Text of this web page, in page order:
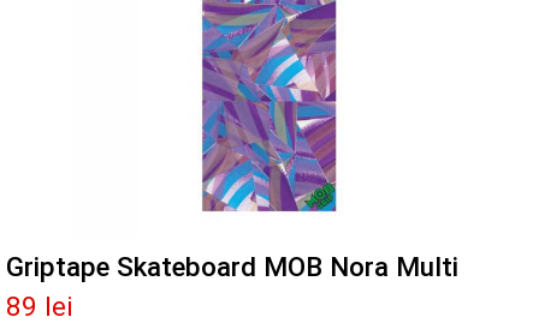
Griptape Skateboard MOB Nora Multi
89 lei